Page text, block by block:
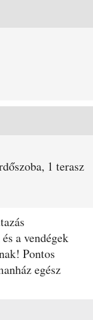
1 terasz
a vendégek
Pontos
egész